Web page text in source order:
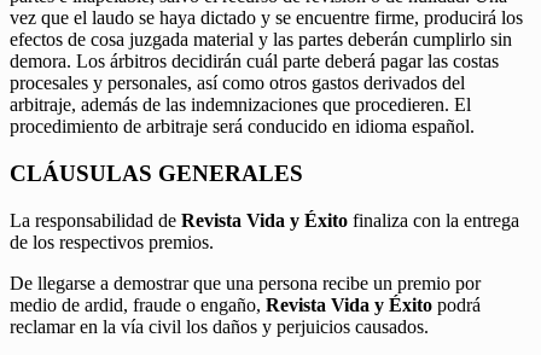
vez que el laudo se haya dictado y se encuentre firme, producirá los
efectos de cosa juzgada material y las partes deberán cumplirlo sin
demora. Los árbitros decidirán cuál parte deberá pagar las costas
procesales y personales, así como otros gastos derivados del
arbitraje, además de las indemnizaciones que procedieren. El
procedimiento de arbitraje será conducido en idioma español.
CLÁUSULAS GENERALES
La responsabilidad de Revista Vida y Éxito finaliza con la entrega
de los respectivos premios.
De llegarse a demostrar que una persona recibe un premio por
medio de ardid, fraude o engaño, Revista Vida y Éxito podrá
reclamar en la vía civil los daños y perjuicios causados.